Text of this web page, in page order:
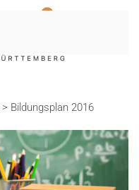
> Bildungsplan 2016